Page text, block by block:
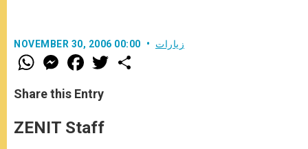
NOVEMBER 30, 2006 00:00 زيارات
W
h
t
s
p
p
M
e
s
e
g
e
F
a
e
b
o
k
w
Share this Entry
ZENIT Staff